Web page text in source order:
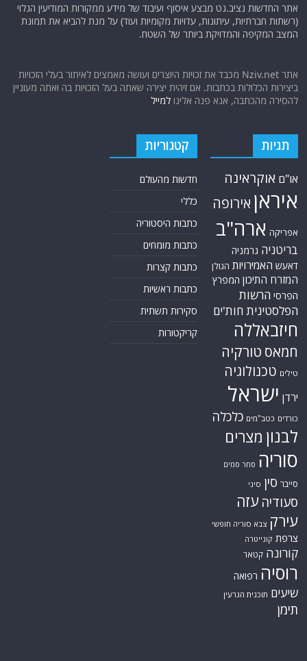
אתר החדשות נציב.נט מבצע איסוף ועיבוד של מידע ממקורות המודיעין הגלוי
(רשתות חברתיות, עיתונות, עדויות מקומיות ועוד) על מנת להביא את תמונת
המצב המקיפה והמדויקת ביותר של השטח.
אתר Nziv.net מכבד את זכויות היוצרים ועושה מאמצים לאיתור בעלי הזכויות
ביצירות הכלולות בכתבות. אם זיהית יצירה שאתה בעל הזכויות בה ואתה מעוניין
להסירה מהכתבה, אנא פנה אלינולמייל
תגיות
או"ם אוקראינה
איראן אירופה
אפריקה ארה"ב
בריטניה גרמניה
דאעש האמירויות הגולן
המזרח התיכון המפרץ
הפרסי הרשות
הפלסטינית חות'ים
חיזבאללה
חמאס טורקיה
טילים טכנולוגיה
ירדן ישראל
כורדים כטב"מים כלכלה
לבנון מצרים
סוריה סחר סמים
סייבר סין סיני
סעודיה עזה
עירק צבא סוריה חופשי
צרפת קונייטרה
קורונה קטאר
רוסיה רפואה
שיעים תוכנית הגרעין
תימן
קטגוריות
חדשות מהעולם
כללי
כתבות היסטוריה
כתבות מומחים
כתבות קצרות
כתבות ראשיות
סקירות תשתית
קריקטורות